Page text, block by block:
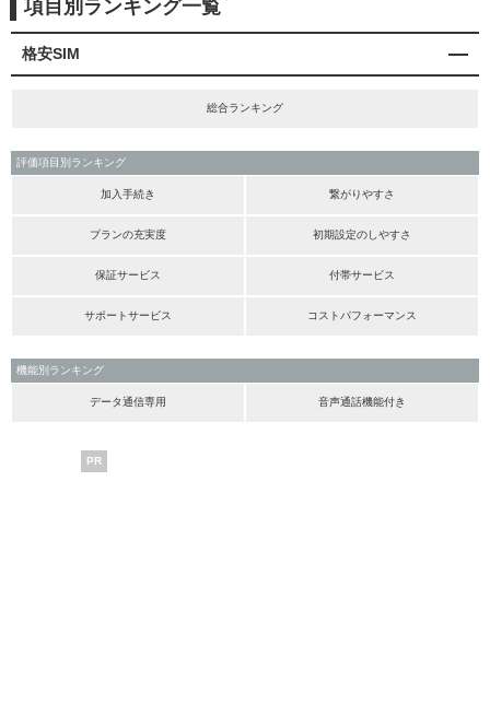
項目別ランキング一覧
格安SIM
総合ランキング
評価項目別ランキング
加入手続き 繋がりやすさ
プランの充実度 初期設定のしやすさ
保証サービス 付帯サービス
サポートサービス コストパフォーマンス
機能別ランキング
データ通信専用 音声通話機能付き
PR